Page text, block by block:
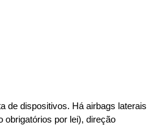
de dispositivos. Há airbags laterais
obrigatórios por lei), direção